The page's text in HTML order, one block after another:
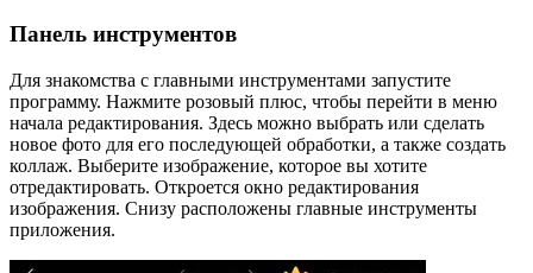
Панель инструментов
Для знакомства с главными инструментами запустите
программу. Нажмите розовый плюс, чтобы перейти в меню
начала редактирования. Здесь можно выбрать или сделать
новое фото для его последующей обработки, а также создать
коллаж. Выберите изображение, которое вы хотите
отредактировать. Откроется окно редактирования
изображения. Снизу расположены главные инструменты
приложения.